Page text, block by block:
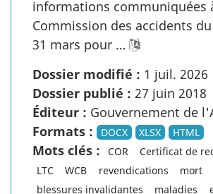
informations communiquées
Commission des accidents
31 mars pour …
Dossier modifié : 1 juil. 2026
Dossier publié : 27 juin 2018
Éditeur : Gouvernement de
Formats :
DOCX XLSX HTML
Mots clés : COR Certificat de
LTC
WCB revendications
mort
blessures invalidantes
maladies